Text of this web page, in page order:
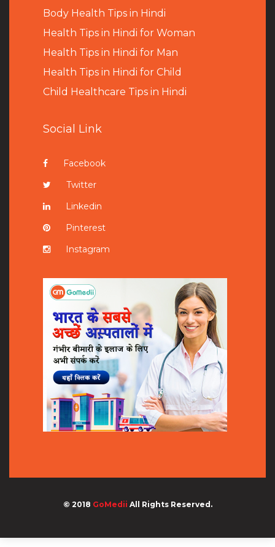
Body Health Tips in Hindi
Health Tips in Hindi for Woman
Health Tips in Hindi for Man
Health Tips in Hindi for Child
Child Healthcare Tips in Hindi
Social Link
Facebook
Twitter
Linkedin
Pinterest
Instagram
© 2018 GoMedii All Rights Reserved.